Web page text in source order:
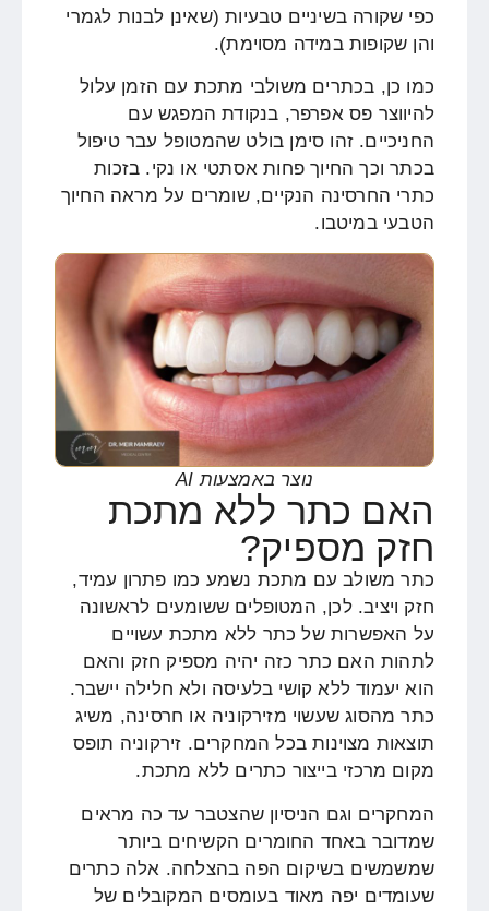
כפי שקורה בשיניים טבעיות (שאינן לבנות לגמרי
והן שקופות במידה מסוימת).
כמו כן, בכתרים משולבי מתכת עם הזמן עלול
להיווצר פס אפרפר, בנקודת המפגש עם
החניכיים. זהו סימן בולט שהמטופל עבר טיפול
בכתר וכך החיוך פחות אסתטי או נקי. בזכות
כתרי החרסינה הנקיים, שומרים על מראה החיוך
הטבעי במיטבו.
נוצר באמצעות AI
האם כתר ללא מתכת
חזק מספיק?
כתר משולב עם מתכת נשמע כמו פתרון עמיד,
חזק ויציב. לכן, המטופלים ששומעים לראשונה
על האפשרות של כתר ללא מתכת עשויים
לתהות האם כתר כזה יהיה מספיק חזק והאם
הוא יעמוד ללא קושי בלעיסה ולא חלילה יישבר.
כתר מהסוג שעשוי מזירקוניה או חרסינה, משיג
תוצאות מצוינות בכל המחקרים. זירקוניה תופס
מקום מרכזי בייצור כתרים ללא מתכת.
המחקרים וגם הניסיון שהצטבר עד כה מראים
שמדובר באחד החומרים הקשיחים ביותר
שמשמשים בשיקום הפה בהצלחה. אלה כתרים
שעומדים יפה מאוד בעומסים המקובלים של